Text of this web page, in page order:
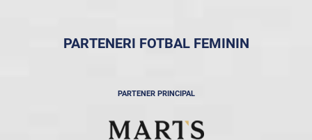
PARTENERI FOTBAL FEMININ
PARTENER PRINCIPAL